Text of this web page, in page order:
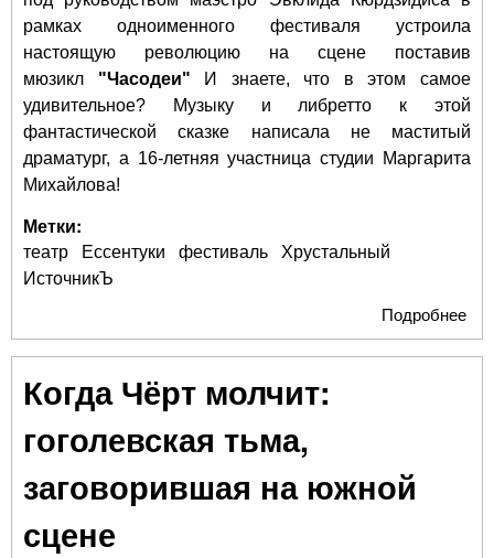
рамках одноименного фестиваля устроила
настоящую революцию на сцене поставив
мюзикл "Часодеи" И знаете, что в этом самое
удивительное? Музыку и либретто к этой
фантастической сказке написала не маститый
драматург, а 16-летняя участница студии Маргарита
Михайлова!
Метки:
театр Ессентуки фестиваль
Хрустальный
ИсточникЪ
Подробнее
Когда Чёрт молчит:
гоголевская тьма,
заговорившая на южной
сцене